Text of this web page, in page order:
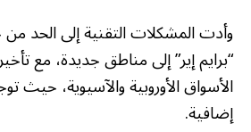
وأدت المشكلات التقنية إلى الحد
“برايم إير” إلى مناطق جديدة، مع
الأسواق الأوروبية والآسيوية، حيث
إضافية.